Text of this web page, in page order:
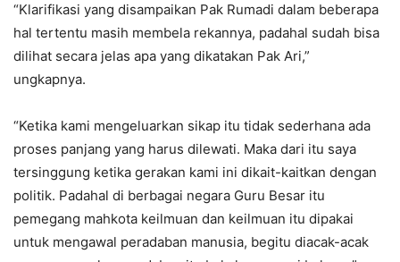
“Klarifikasi yang disampaikan Pak Rumadi dalam beberapa
hal tertentu masih membela rekannya, padahal sudah bisa
dilihat secara jelas apa yang dikatakan Pak Ari,”
ungkapnya.
“Ketika kami mengeluarkan sikap itu tidak sederhana ada
proses panjang yang harus dilewati. Maka dari itu saya
tersinggung ketika gerakan kami ini dikait-kaitkan dengan
politik. Padahal di berbagai negara Guru Besar itu
pemegang mahkota keilmuan dan keilmuan itu dipakai
untuk mengawal peradaban manusia, begitu diacak-acak